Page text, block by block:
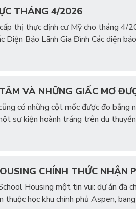
THÁNG 4/2026
thị thực định cư Mỹ cho tháng
Diện Bảo Lãnh Gia Đình Các diện
VÀ NHỮNG GIẤC MƠ
có những cột mốc được đo
sự kiện hoành tráng trên du
CHÍNH THỨC NHẬN
Housing một tin vui: dự án đã
học khu chính phủ Aspen,